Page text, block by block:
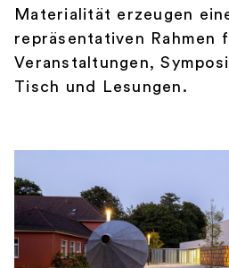
Materialität erzeugen
repräsentativen Rahmen
Veranstaltungen,
Tisch und Lesungen.